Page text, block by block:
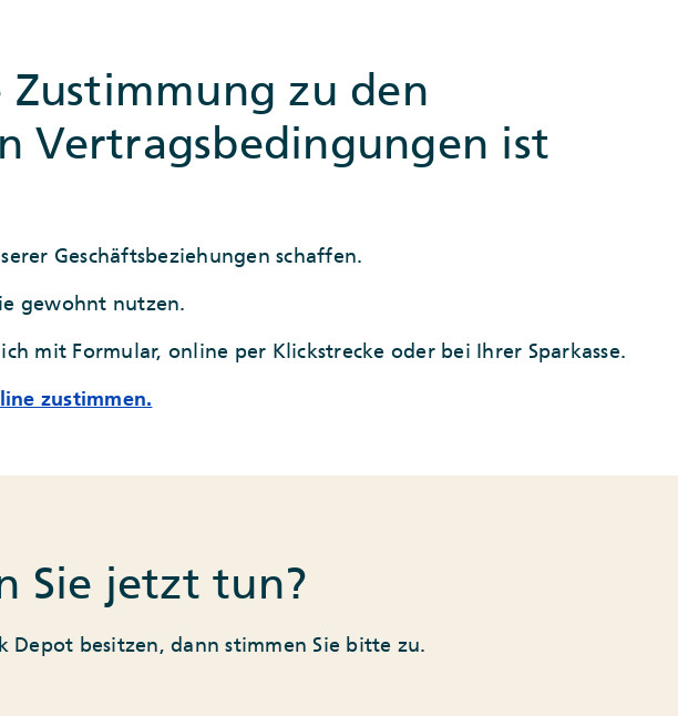
zu den
Vertragsbedingungen ist
Geschäftsbeziehungen schaffen.
gewohnt nutzen.
mit Formular, online per Klickstrecke oder bei Ihrer Sparkasse.
zustimmen.
Sie jetzt tun?
Depot besitzen, dann stimmen Sie bitte zu.